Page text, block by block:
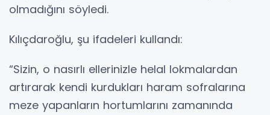
olmadığını söyledi.
Kılıçdaroğlu, şu ifadeleri kullandı:
“Sizin, o nasırlı ellerinizle helal lokmalardan
artırarak kendi kurdukları haram sofralarına
meze yapanların hortumlarını zamanında